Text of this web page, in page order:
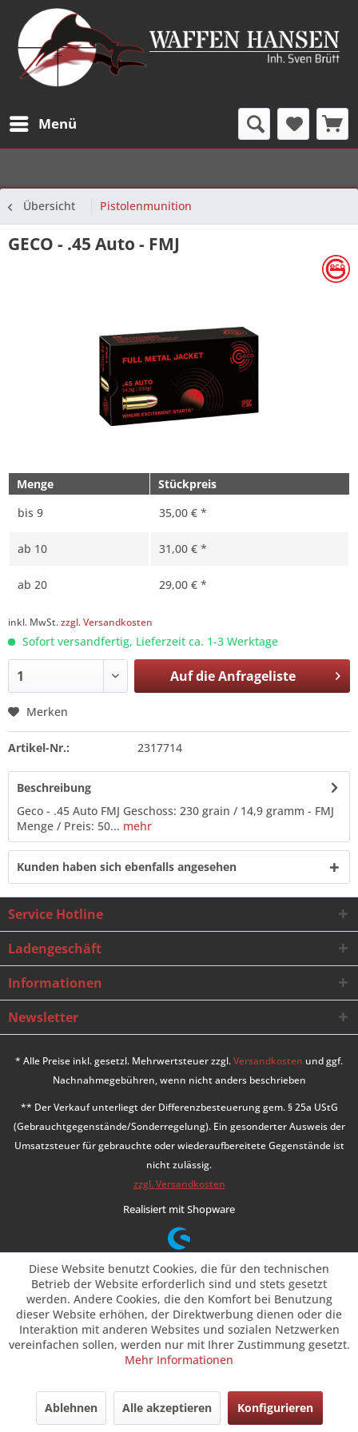
Menü
Übersicht Pistolenmunition
GECO - .45 Auto - FMJ
Menge
Stückpreis
bis 9 35,00 € *
ab 10 31,00 € *
ab 20 29,00 € *
inkl. MwSt.zzgl. Versandkosten
Sofort versandfertig, Lieferzeit ca. 1-3 Werktage
Auf dieAnfrageliste
Merken
Artikel-Nr.: 2317714
Beschreibung
Geco - .45 Auto FMJ Geschoss: 230 grain / 14,9 gramm - FMJ
Menge / Preis: 50... mehr
Kunden haben sich ebenfalls angesehen
Service Hotline
Ladengeschäft
Informationen
Newsletter
* Alle Preise inkl. gesetzl. Mehrwertsteuer zzgl.Versandkosten und ggf.
Nachnahmegebühren, wenn nicht anders beschrieben
** Der Verkauf unterliegt der Differenzbesteuerung gem. § 25a UStG
(Gebrauchtgegenstände/Sonderregelung). Ein gesonderter Ausweis der
Umsatzsteuer für gebrauchte oder wiederaufbereitete Gegenstände ist
nicht zulässig.
zzgl. Versandkosten
Realisiert mit Shopware
Diese Website benutzt Cookies, die für den technischen
Betrieb der Website erforderlich sind und stets gesetzt
werden. Andere Cookies, die den Komfort bei Benutzung
dieser Website erhöhen, der Direktwerbung dienen oder die
Interaktion mit anderen Websites und sozialen Netzwerken
vereinfachen sollen, werden nur mit Ihrer Zustimmung gesetzt.
Mehr Informationen
Ablehnen Alle akzeptieren Konfigurieren